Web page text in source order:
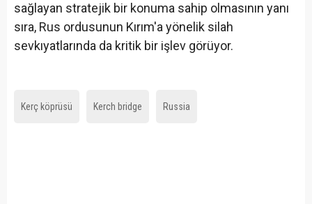
sağlayan stratejik bir konuma sahip olmasının yanı
sıra, Rus ordusunun Kırım'a yönelik silah
sevkıyatlarında da kritik bir işlev görüyor.
Kerç köprüsü Kerch bridge Russia